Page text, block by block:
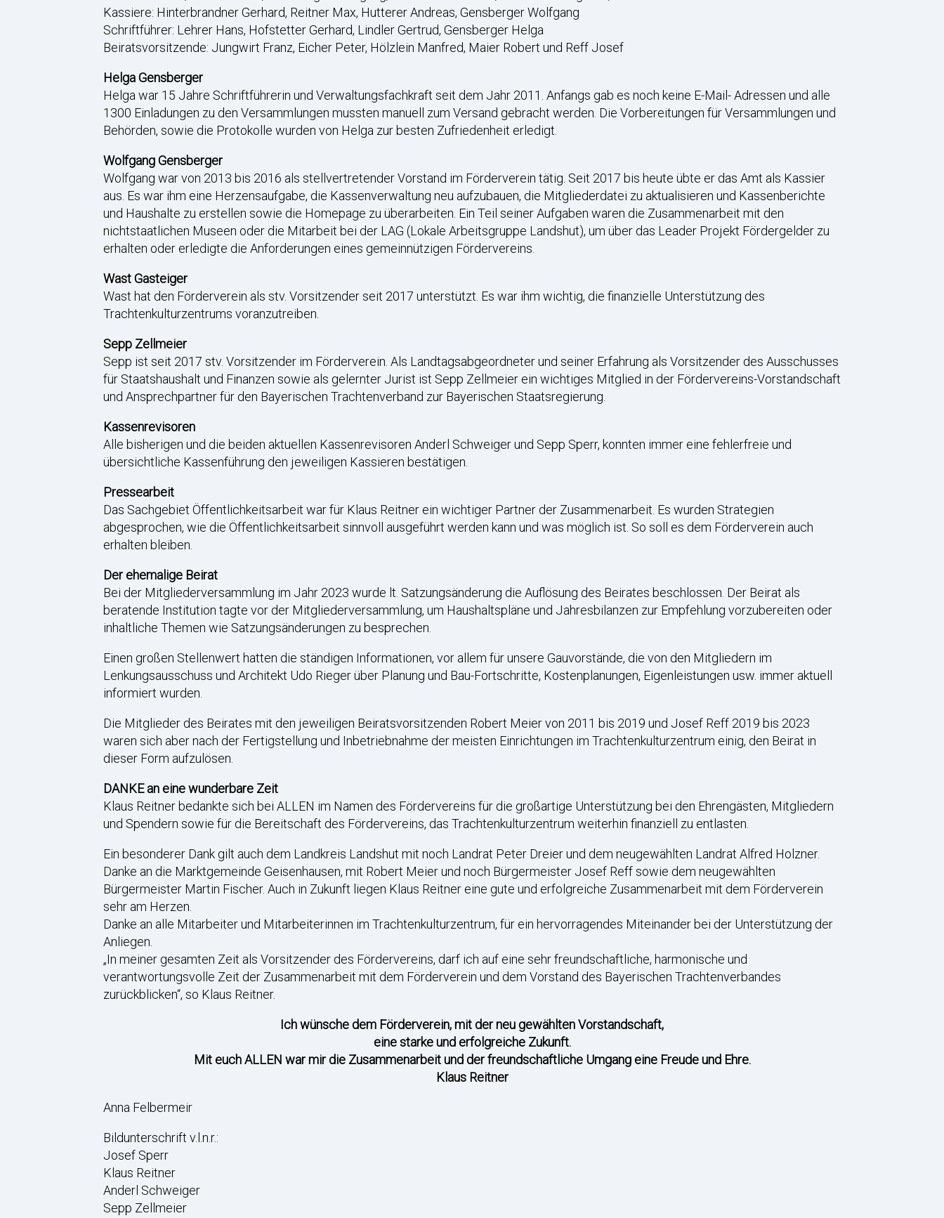
Kassiere: Hinterbrandner Gerhard, Reitner Max, Hutterer Andreas, Gensberger Wolfgang
Schriftführer: Lehrer Hans, Hofstetter Gerhard, Lindler Gertrud, Gensberger Helga
Beiratsvorsitzende: Jungwirt Franz, Eicher Peter, Hölzlein Manfred, Maier Robert und Reff Josef
Helga Gensberger
Helga war 15 Jahre Schriftführerin und Verwaltungsfachkraft seit dem Jahr 2011. Anfangs gab es noch keine E-Mail- Adressen und alle
1300 Einladungen zu den Versammlungen mussten manuell zum Versand gebracht werden. Die Vorbereitungen für Versammlungen und
Behörden, sowie die Protokolle wurden von Helga zur besten Zufriedenheit erledigt.
Wolfgang Gensberger
Wolfgang war von 2013 bis 2016 als stellvertretender Vorstand im Förderverein tätig. Seit 2017 bis heute übte er das Amt als Kassier
aus. Es war ihm eine Herzensaufgabe, die Kassenverwaltung neu aufzubauen, die Mitgliederdatei zu aktualisieren und Kassenberichte
und Haushalte zu erstellen sowie die Homepage zu überarbeiten. Ein Teil seiner Aufgaben waren die Zusammenarbeit mit den
nichtstaatlichen Museen oder die Mitarbeit bei der LAG (Lokale Arbeitsgruppe Landshut), um über das Leader Projekt Fördergelder zu
erhalten oder erledigte die Anforderungen eines gemeinnützigen Fördervereins.
Wast Gasteiger
Wast hat den Förderverein als stv. Vorsitzender seit 2017 unterstützt. Es war ihm wichtig, die finanzielle Unterstützung des
Trachtenkulturzentrums voranzutreiben.
Sepp Zellmeier
Sepp ist seit 2017 stv. Vorsitzender im Förderverein. Als Landtagsabgeordneter und seiner Erfahrung als Vorsitzender des Ausschusses
für Staatshaushalt und Finanzen sowie als gelernter Jurist ist Sepp Zellmeier ein wichtiges Mitglied in der Fördervereins-Vorstandschaft
und Ansprechpartner für den Bayerischen Trachtenverband zur Bayerischen Staatsregierung.
Kassenrevisoren
Alle bisherigen und die beiden aktuellen Kassenrevisoren Anderl Schweiger und Sepp Sperr, konnten immer eine fehlerfreie und
übersichtliche Kassenführung den jeweiligen Kassieren bestätigen.
Pressearbeit
Das Sachgebiet Öffentlichkeitsarbeit war für Klaus Reitner ein wichtiger Partner der Zusammenarbeit. Es wurden Strategien
abgesprochen, wie die Öffentlichkeitsarbeit sinnvoll ausgeführt werden kann und was möglich ist. So soll es dem Förderverein auch
erhalten bleiben.
Der ehemalige Beirat
Bei der Mitgliederversammlung im Jahr 2023 wurde lt. Satzungsänderung die Auflösung des Beirates beschlossen. Der Beirat als
beratende Institution tagte vor der Mitgliederversammlung, um Haushaltspläne und Jahresbilanzen zur Empfehlung vorzubereiten oder
inhaltliche Themen wie Satzungsänderungen zu besprechen.
Einen großen Stellenwert hatten die ständigen Informationen, vor allem für unsere Gauvorstände, die von den Mitgliedern im
Lenkungsausschuss und Architekt Udo Rieger über Planung und Bau-Fortschritte, Kostenplanungen, Eigenleistungen usw. immer aktuell
informiert wurden.
Die Mitglieder des Beirates mit den jeweiligen Beiratsvorsitzenden Robert Meier von 2011 bis 2019 und Josef Reff 2019 bis 2023
waren sich aber nach der Fertigstellung und Inbetriebnahme der meisten Einrichtungen im Trachtenkulturzentrum einig, den Beirat in
dieser Form aufzulösen.
DANKE an eine wunderbare Zeit
Klaus Reitner bedankte sich bei ALLEN im Namen des Fördervereins für die großartige Unterstützung bei den Ehrengästen, Mitgliedern
und Spendern sowie für die Bereitschaft des Fördervereins, das Trachtenkulturzentrum weiterhin finanziell zu entlasten.
Ein besonderer Dank gilt auch dem Landkreis Landshut mit noch Landrat Peter Dreier und dem neugewählten Landrat Alfred Holzner.
Danke an die Marktgemeinde Geisenhausen, mit Robert Meier und noch Bürgermeister Josef Reff sowie dem neugewählten
Bürgermeister Martin Fischer. Auch in Zukunft liegen Klaus Reitner eine gute und erfolgreiche Zusammenarbeit mit dem Förderverein
sehr am Herzen.
Danke an alle Mitarbeiter und Mitarbeiterinnen im Trachtenkulturzentrum, für ein hervorragendes Miteinander bei der Unterstützung der
Anliegen.
„In meiner gesamten Zeit als Vorsitzender des Fördervereins, darf ich auf eine sehr freundschaftliche, harmonische und
verantwortungsvolle Zeit der Zusammenarbeit mit dem Förderverein und dem Vorstand des Bayerischen Trachtenverbandes
zurückblicken“, so Klaus Reitner.
Ich wünsche dem Förderverein, mit der neu gewählten Vorstandschaft,
eine starke und erfolgreiche Zukunft.
Mit euch ALLEN war mir die Zusammenarbeit und der freundschaftliche Umgang eine Freude und Ehre.
Klaus Reitner
Anna Felbermeir
Bildunterschrift v.l.n.r.:
Josef Sperr
Klaus Reitner
Anderl Schweiger
Sepp Zellmeier